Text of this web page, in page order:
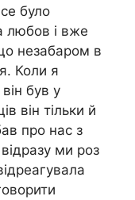
було
любов і вже
незабаром в
Коли я
був у
він тільки й
про нас з
ми роз